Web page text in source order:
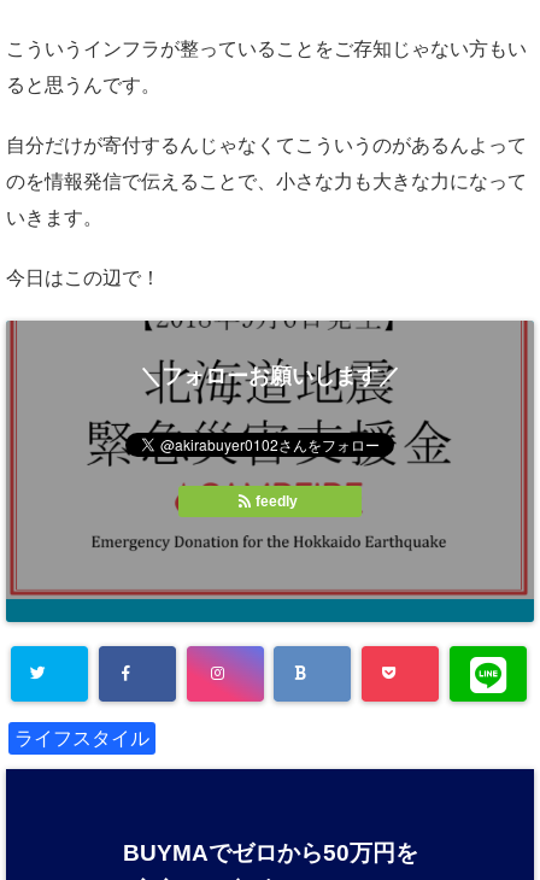
こういうインフラが整っていることをご存知じゃない方もい
ると思うんです。
自分だけが寄付するんじゃなくてこういうのがあるんよって
のを情報発信で伝えることで、小さな力も大きな力になって
いきます。
今日はこの辺で！
＼フォローお願いします／
feedly
ライフスタイル
BUYMAでゼロから50万円を